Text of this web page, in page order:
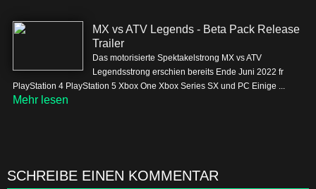
MX vs ATV Legends - Beta Pack Release
Trailer
Das motorisierte Spektakelstrong MX vs ATV
Legendsstrong erschien bereits Ende Juni 2022 fr
PlayStation 4 PlayStation 5 Xbox One Xbox Series SX und PC Einige ...
Mehr lesen
SCHREIBE EINEN KOMMENTAR